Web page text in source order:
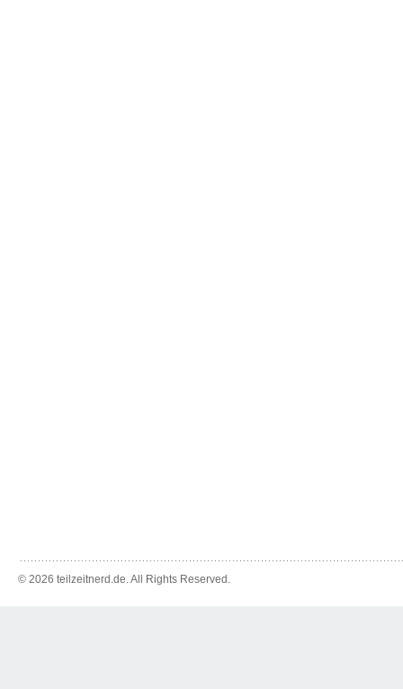
© 2026 teilzeitnerd.de. All Rights Reserved.